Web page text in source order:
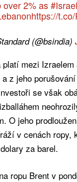
2% as#Israel
https://
(@bsindia)
mezi Izraelem
z jeho
se však
O jeho
v cenách ropy,
za barel.
ropu Brent v